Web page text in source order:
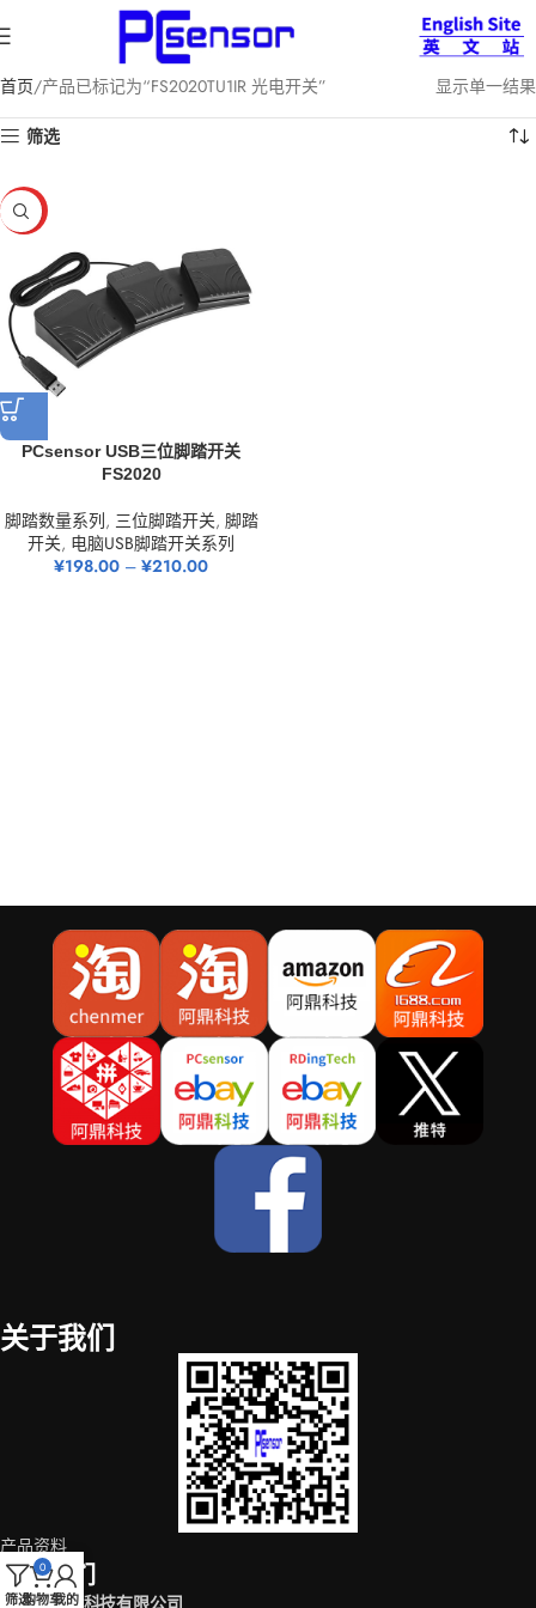
首页 产品已标记为“FS2020TU1IR 光电开关” 显示单一结果
筛选
HOT
PCsensor USB三位脚踏开关
FS2020
脚踏数量系列, 三位脚踏开关, 脚踏
开关, 电脑USB脚踏开关系列
¥198.00 – ¥210.00
关于我们
产品资料
联系我们
深圳市阿鼎科技有限公司
筛选
0
购物车我的